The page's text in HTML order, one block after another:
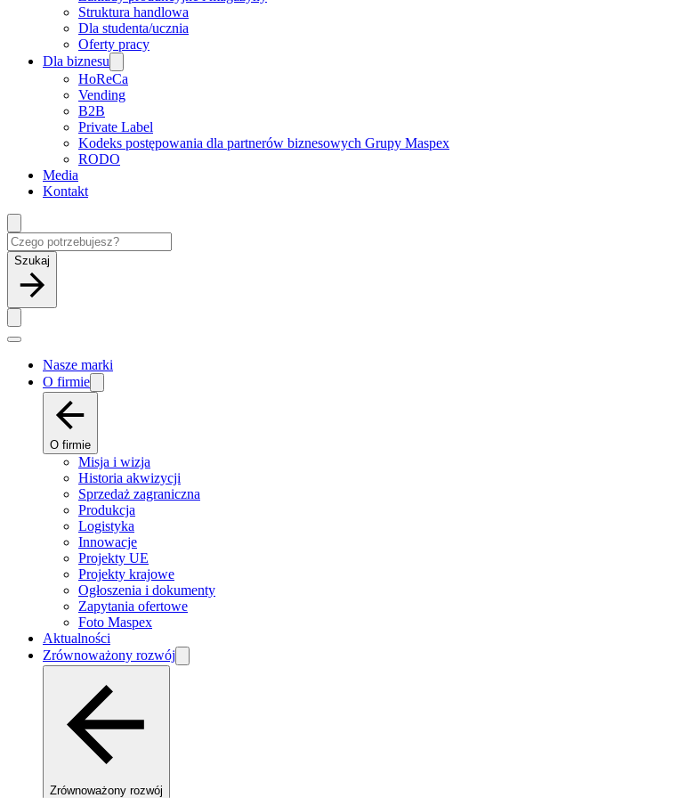
Struktura handlowa
Dla studenta/ucznia
Oferty pracy
Dla biznesu
HoReCa
Vending
B2B
Private Label
Kodeks postępowania dla partnerów biznesowych Grupy Maspex
RODO
Media
Kontakt
Szukaj
Nasze marki
O firmie
O firmie
Misja i wizja
Historia akwizycji
Sprzedaż zagraniczna
Produkcja
Logistyka
Innowacje
Projekty UE
Projekty krajowe
Ogłoszenia i dokumenty
Zapytania ofertowe
Foto Maspex
Aktualności
Zrównoważony rozwój
Zrównoważony rozwój